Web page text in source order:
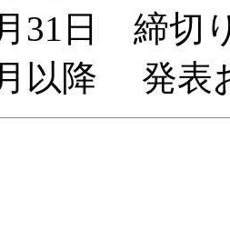
31日 締切
以降 発表